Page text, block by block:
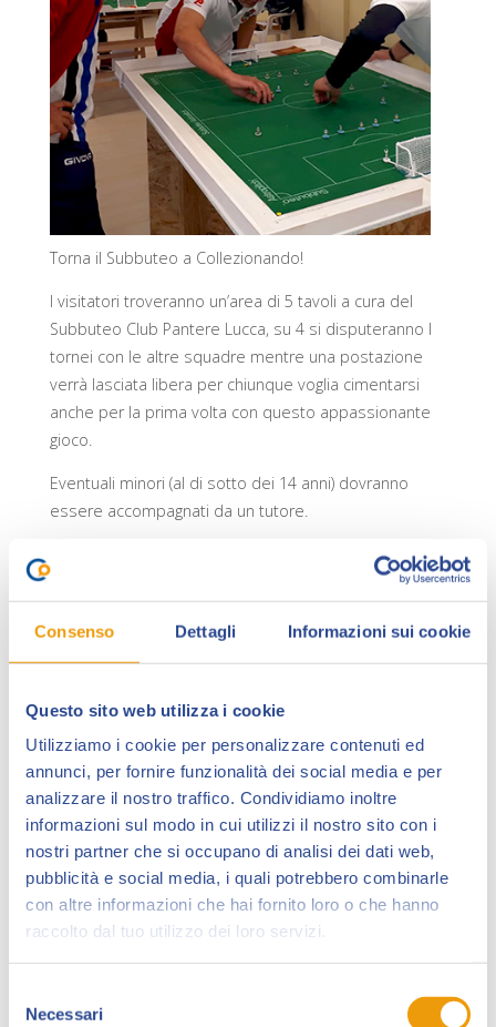
Consenso Dettagli Informazioni sui cookie
Questo sito web utilizza i cookie
Utilizziamo i cookie per personalizzare contenuti ed
annunci, per fornire funzionalità dei social media e per
analizzare il nostro traffico. Condividiamo inoltre
informazioni sul modo in cui utilizzi il nostro sito con i
nostri partner che si occupano di analisi dei dati web,
pubblicità e social media, i quali potrebbero combinarle
con altre informazioni che hai fornito loro o che hanno
raccolto dal tuo utilizzo dei loro servizi.
delNecessari
Torna il Subbuteo a Collezionando!
I visitatori troveranno un’area di 5 tavoli a cura del
Subbuteo Club Pantere Lucca, su 4 si disputeranno I
tornei con le altre squadre mentre una postazione
verrà lasciata libera per chiunque voglia cimentarsi
anche per la prima volta con questo appassionante
gioco.
Eventuali minori (al di sotto dei 14 anni) dovranno
essere accompagnati da un tutore.
ore 9.00 allestimento, pulizia e calibratura dei campi
da gioco-
ore 9.30 – fino alle 13.00 sedute di allenamento degli
dalle 13.00 alle 14.30 pausa (si continuerà a fare
qualche partita)
Nel pomeriggio triangolare tra
Pantere Lucca, Atletico Pisa e Seagulls Viareggio
14.30 Pantere Lucca vs Seagulls Viareggio
16.00 Atletico Pisa vs Pantere Lucca